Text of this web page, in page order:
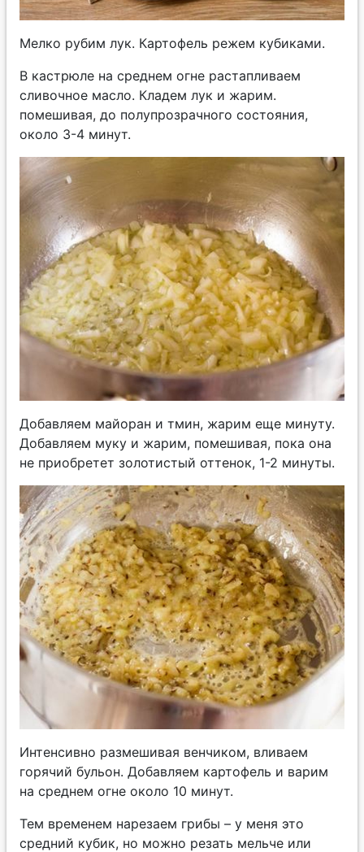
Мелко рубим лук. Картофель режем кубиками.
В кастрюле на среднем огне растапливаем
сливочное масло. Кладем лук и жарим.
помешивая, до полупрозрачного состояния,
около 3-4 минут.
Добавляем майоран и тмин, жарим еще минуту.
Добавляем муку и жарим, помешивая, пока она
не приобретет золотистый оттенок, 1-2 минуты.
Интенсивно размешивая венчиком, вливаем
горячий бульон. Добавляем картофель и варим
на среднем огне около 10 минут.
Тем временем нарезаем грибы – у меня это
средний кубик, но можно резать мельче или